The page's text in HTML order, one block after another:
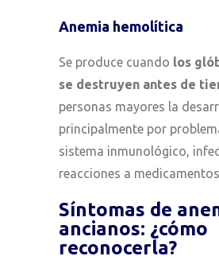
Anemia hemolítica
Se produce cuando los
se destruyen antes de
personas mayores la
principalmente por
sistema inmunológico,
reacciones a
Síntomas de
ancianos: ¿cómo
reconocerla?